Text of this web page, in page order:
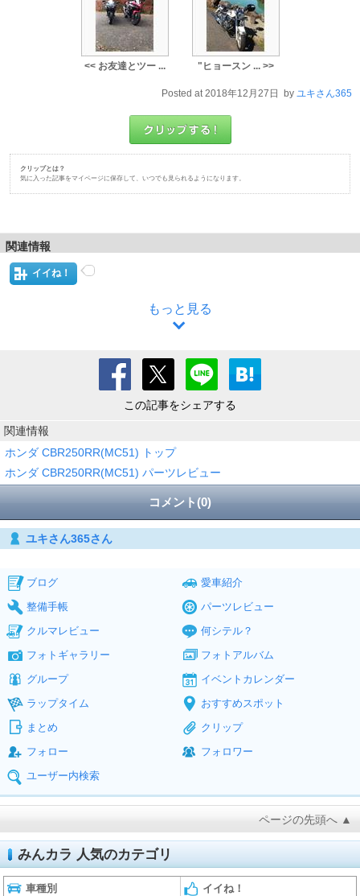
<< お友達とツー ... "ヒョースン ... >>
Posted at 2018年12月27日 by ユキさん365
クリップとは？
気に入った記事をマイページに保存して、いつでも見られるようになります。
関連情報
イイね！
もっと見る
この記事をシェアする
関連情報
ホンダ CBR250RR(MC51) トップ
ホンダ CBR250RR(MC51) パーツレビュー
コメント(0)
ユキさん365さん
ブログ
愛車紹介
整備手帳
パーツレビュー
クルマレビュー
何シテル？
フォトギャラリー
フォトアルバム
グループ
イベントカレンダー
ラップタイム
おすすめスポット
まとめ
クリップ
フォロー
フォロワー
ユーザー内検索
ページの先頭へ ▲
みんカラ 人気のカテゴリ
車種別 イイね！